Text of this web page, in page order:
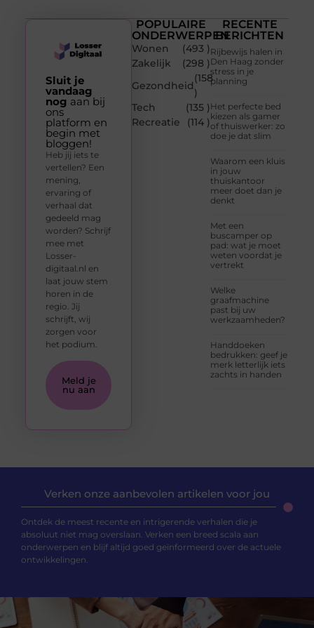
POPULAIRE
ONDERWERPEN
Wonen
(493 )
Zakelijk
(298 )
Gezondheid
(158
)
Tech
(135 )
Recreatie
(114 )
RECENTE
BERICHTEN
Rijbewijs halen in
Den Haag zonder
stress in je
planning
Het perfecte bed
kiezen als gamer
of thuiswerker: zo
doe je dat slim
Waarom een kluis
in jouw
thuiskantoor
meer doet dan je
denkt
Met een
buscamper op
pad: wat je moet
weten voordat je
vertrekt
Welke
graafmachine
past bij uw
werkzaamheden?
Handdoeken
bedrukken: geef je
merk letterlijk iets
zachts in handen
Sluit je
vandaag
nog aan bij
ons
platform en
begin met
bloggen!
Heb jij iets te
vertellen? Een
mening,
ervaring of
verhaal dat
gedeeld mag
worden? Schrijf
mee met
Losser-
digitaal.nl en
laat jouw stem
horen in de
regio. Jij
schrijft, wij
zorgen voor
het podium.
Meld je
nu aan
Verken onze aanbevolen artikelen voor jou
Ontdek de meest recente en intrigerende verhalen die je
absoluut niet mag overslaan. Verken een breed scala aan
onderwerpen en blijf altijd goed geïnformeerd over de actuele
ontwikkelingen.